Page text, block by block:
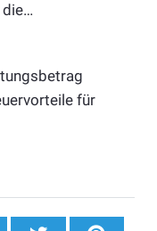
für